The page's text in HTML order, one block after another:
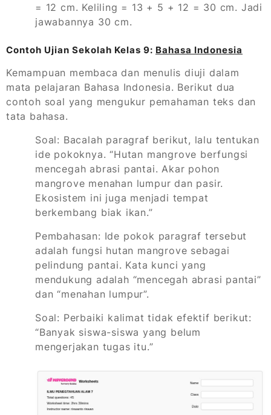
= 12 cm. Keliling = 13 + 5 + 12 = 30 cm. Jadi
jawabannya 30 cm.
Contoh Ujian Sekolah Kelas 9: Bahasa Indonesia
Kemampuan membaca dan menulis diuji dalam
mata pelajaran Bahasa Indonesia. Berikut dua
contoh soal yang mengukur pemahaman teks dan
tata bahasa.
Soal: Bacalah paragraf berikut, lalu tentukan
ide pokoknya. “Hutan mangrove berfungsi
mencegah abrasi pantai. Akar pohon
mangrove menahan lumpur dan pasir.
Ekosistem ini juga menjadi tempat
berkembang biak ikan.”
Pembahasan: Ide pokok paragraf tersebut
adalah fungsi hutan mangrove sebagai
pelindung pantai. Kata kunci yang
mendukung adalah “mencegah abrasi pantai”
dan “menahan lumpur”.
Soal: Perbaiki kalimat tidak efektif berikut:
“Banyak siswa-siswa yang belum
mengerjakan tugas itu.”